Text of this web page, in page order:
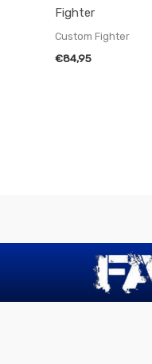
Fighter
Custom Fighter
€84,95